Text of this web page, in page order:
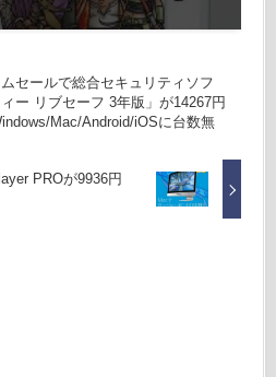
セールで総合セキュリティソフ
ー リブセーフ 3年版」が14267円
Mac/Android/iOSに台数無
PROが9936円